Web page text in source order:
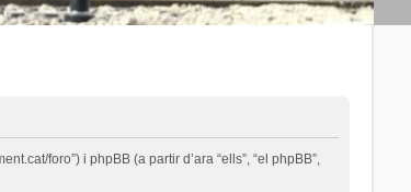
foro”) i phpBB (a partir d’ara “ells”, “el phpBB”,